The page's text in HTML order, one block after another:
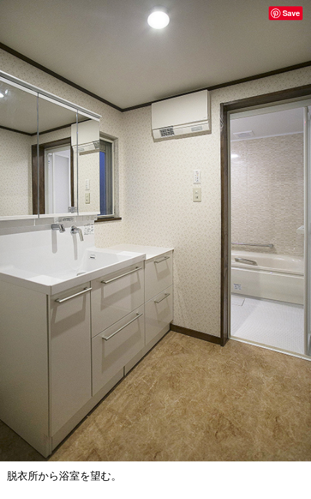
脱衣所から浴室を望む。
Save